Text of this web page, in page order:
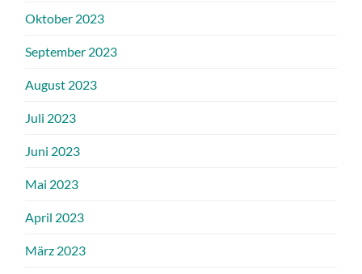
Oktober 2023
September 2023
August 2023
Juli 2023
Juni 2023
Mai 2023
April 2023
März 2023